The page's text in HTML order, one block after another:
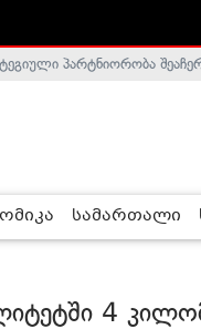
არალეგიტიმურია -
პარტნიორობა
სამართალი
4